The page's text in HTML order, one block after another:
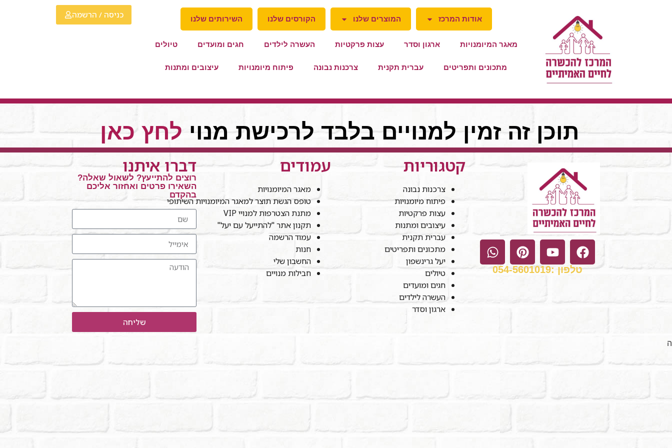
אודות המרכז המוצרים שלנו הקורסים שלנו השירותים שלנו
מאגר המיומנויות ארגון וסדר עצות פרקטיות העשרה לילדים חגים ומועדים טיולים
מתכונים ותפריטים עברית תקנית צרכנות נבונה פיתוח מיומנויות עיצובים ומתנות
כניסה / הרשמה
תוכן זה זמין למנויים בלבד לרכישת מנוי לחץ כאן
טלפון :054-5601019
קטגוריות
צרכנות נבונה
פיתוח מיומנויות
עצות פרקטיות
עיצובים ומתנות
עברית תקנית
מתכונים ותפריטים
יעל גרינשפון
טיולים
חגים ומועדים
העשרה לילדים
ארגון וסדר
עמודים
מאגר המיומנויות
טופס הגשת תוצר למאגר המיומנויות השיתופי
מתנת הצטרפות למנויי VIP
תקנון אתר "להתייעל עם יעל"
עמוד הרשמה
חנות
החשבון שלי
חבילות מנויים
דברו איתנו
רוצים להתייעץ? לשאול שאלה?
השאירו פרטים ואחזור אליכם
בהקדם
שליחה
ה